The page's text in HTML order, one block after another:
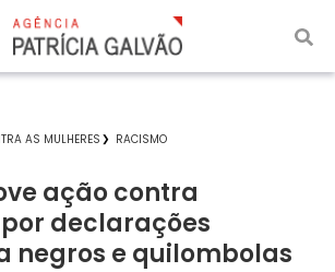
AS MULHERES RACISMO
ação contra
declarações
negros e quilombolas